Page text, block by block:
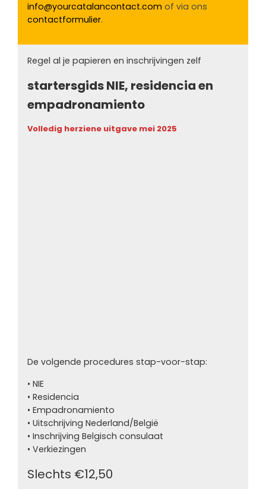
info@yourcatalancontact.com of via ons
contactformulier.
Regel al je papieren en inschrijvingen zelf
startersgids NIE, residencia en
empadronamiento
Volledig herziene uitgave mei 2025
De volgende procedures stap-voor-stap:
• NIE
• Residencia
• Empadronamiento
• Uitschrijving Nederland/België
• Inschrijving Belgisch consulaat
• Verkiezingen
Slechts €12,50